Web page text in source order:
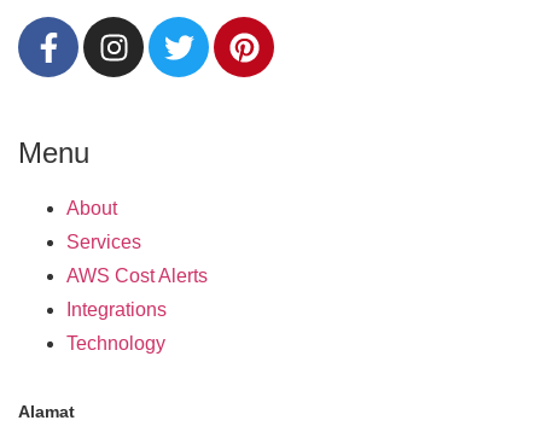
Menu
About
Services
AWS Cost Alerts
Integrations
Technology
Alamat